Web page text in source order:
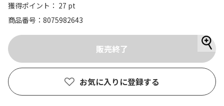
獲得ポイント： 27 pt
商品番号
8075982643
お気に入りに登録する